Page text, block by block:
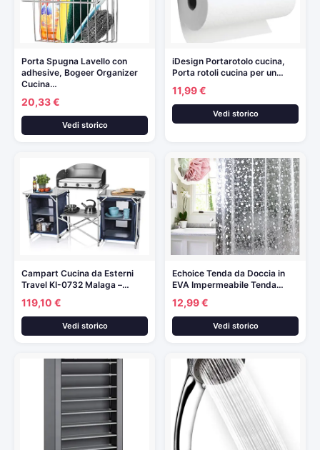
Porta Spugna Lavello con
adhesive, Bogeer Organizer
Cucina…
20,33 €
Vedi storico
iDesign Portarotolo cucina,
Porta rotoli cucina per un…
11,99 €
Vedi storico
Campart Cucina da Esterni
Travel KI-0732 Malaga –…
119,10 €
Vedi storico
Echoice Tenda da Doccia in
EVA Impermeabile Tenda…
12,99 €
Vedi storico